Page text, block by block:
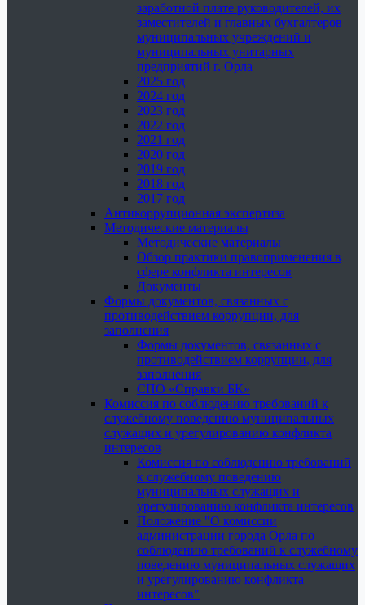
заработной плате руководителей, их
заместителей и главных бухгалтеров
муниципальных учреждений и
муниципальных унитарных
предприятий г. Орла
2025 год
2024 год
2023 год
2022 год
2021 год
2020 год
2019 год
2018 год
2017 год
Антикоррупционная экспертиза
Методические материалы
Методические материалы
Обзор практики правоприменения в
сфере конфликта интересов
Документы
Формы документов, связанных с
противодействием коррупции, для
заполнения
Формы документов, связанных с
противодействием коррупции, для
заполнения
СПО «Справки БК»
Комиссия по соблюдению требований к
служебному поведению муниципальных
служащих и урегулированию конфликта
интересов
Комиссия по соблюдению требований
к служебному поведению
муниципальных служащих и
урегулированию конфликта интересов
Положение "О комиссии
администрации города Орла по
соблюдению требований к служебному
поведению муниципальных служащих
и урегулированию конфликта
интересов"